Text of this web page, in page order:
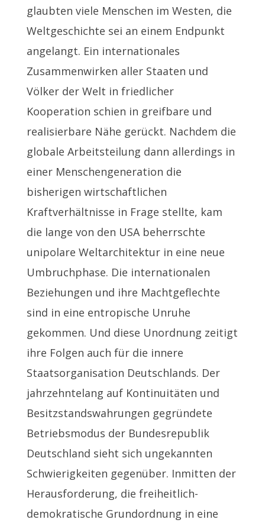
glaubten viele Menschen im Westen, die
Weltgeschichte sei an einem Endpunkt
angelangt. Ein internationales
Zusammenwirken aller Staaten und
Völker der Welt in friedlicher
Kooperation schien in greifbare und
realisierbare Nähe gerückt. Nachdem die
globale Arbeitsteilung dann allerdings in
einer Menschengeneration die
bisherigen wirtschaftlichen
Kraftverhältnisse in Frage stellte, kam
die lange von den USA beherrschte
unipolare Weltarchitektur in eine neue
Umbruchphase. Die internationalen
Beziehungen und ihre Machtgeflechte
sind in eine entropische Unruhe
gekommen. Und diese Unordnung zeitigt
ihre Folgen auch für die innere
Staatsorganisation Deutschlands. Der
jahrzehntelang auf Kontinuitäten und
Besitzstandswahrungen gegründete
Betriebsmodus der Bundesrepublik
Deutschland sieht sich ungekannten
Schwierigkeiten gegenüber. Inmitten der
Herausforderung, die freiheitlich-
demokratische Grundordnung in eine